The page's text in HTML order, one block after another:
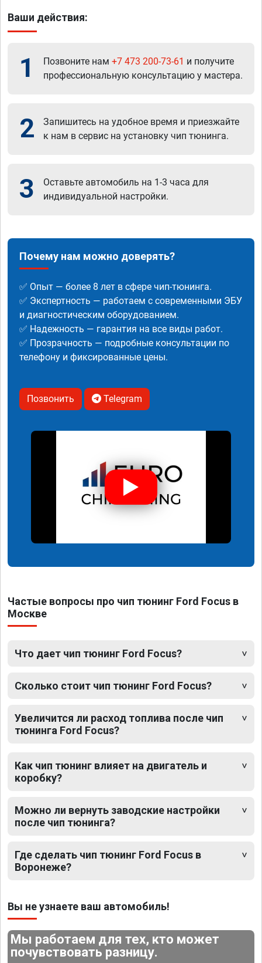
Ваши действия:
1 Позвоните нам +7 473 200-73-61 и получите
профессиональную консультацию у мастера.
2
Запишитесь на удобное время и приезжайте
к нам в сервис на установку чип тюнинга.
3
Оставьте автомобиль на 1-3 часа для
индивидуальной настройки.
Почему нам можно доверять?
✅ Опыт — более 8 лет в сфере чип-тюнинга.
✅ Экспертность — работаем с современными ЭБУ
и диагностическим оборудованием.
✅ Надежность — гарантия на все виды работ.
✅ Прозрачность — подробные консультации по
телефону и фиксированные цены.
Позвонить Telegram
Частые вопросы про чип тюнинг Ford Focus в
Москве
Что дает чип тюнинг Ford Focus?
Сколько стоит чип тюнинг Ford Focus?
Увеличится ли расход топлива после чип
тюнинга Ford Focus?
Как чип тюнинг влияет на двигатель и
коробку?
Можно ли вернуть заводские настройки
после чип тюнинга?
Где сделать чип тюнинг Ford Focus в
Воронеже?
Вы не узнаете ваш автомобиль!
Мы работаем для тех, кто может
почувствовать разницу.